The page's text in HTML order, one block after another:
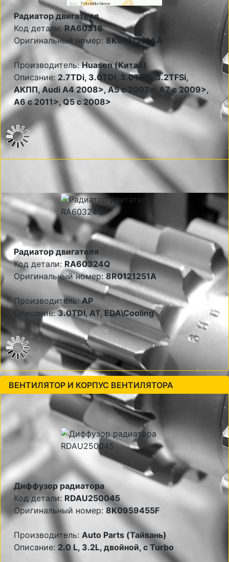
Радиатор двигателя
Код детали:RA60318
Оригинальный номер:8K0121251AA
Производитель:Huasen (Китай)
Описание:2.7TDi, 3.0TDi, 3.0TFSi, 3.2TFSi,
АКПП, Audi A4 2008>, A5 c 2007>, A7 c 2009>,
A6 c 2011>, Q5 c 2008>
Радиатор двигателя
Код детали: RA60324Q
Оригинальный номер:8R0121251A
Производитель:AP
Описание:3.0TDI, AT, EDA\Cooling
ВЕНТИЛЯТОР И КОРПУС ВЕНТИЛЯТОРА
Диффузор радиатора
Код детали: RDAU250045
Оригинальный номер: 8K0959455F
Производитель: Auto Parts (Тайвань)
Описание: 2.0 L, 3.2L, двойной, c Turbo